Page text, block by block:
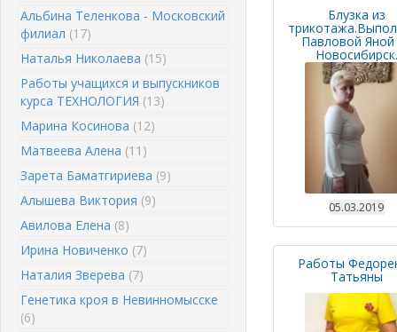
Альбина Теленкова - Московский
филиал (17)
Наталья Николаева (15)
Работы учащихся и выпускников
курса ТЕХНОЛОГИЯ (13)
Марина Косинова (12)
Матвеева Алена (11)
Зарета Баматгириева (9)
Алышева Виктория (9)
Авилова Елена (8)
Ирина Новиченко (7)
Наталия Зверева (7)
Генетика кроя в Невинномысске
(6)
Блузка из
Павловой
Новосибирск.
05.03.2019
Работы
Татьяны